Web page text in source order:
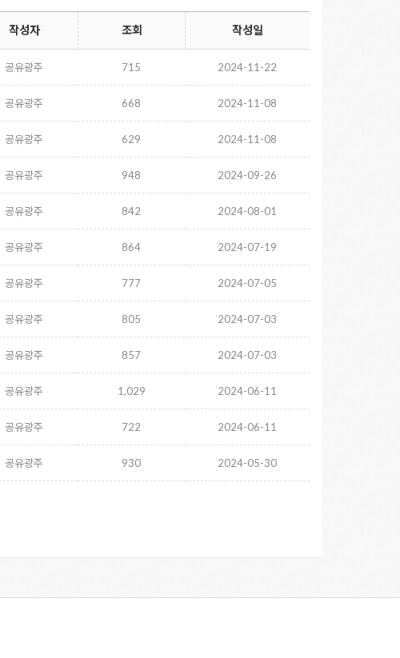
작성자 조회 작성일
공유광주 715 2024-11-22
공유광주 668 2024-11-08
공유광주 629 2024-11-08
공유광주 948 2024-09-26
공유광주 842 2024-08-01
공유광주 864 2024-07-19
공유광주 777 2024-07-05
공유광주 805 2024-07-03
공유광주 857 2024-07-03
공유광주 1,029 2024-06-11
공유광주 722 2024-06-11
공유광주 930 2024-05-30